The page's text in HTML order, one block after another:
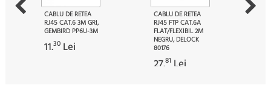
CABLU DE RETEA
RJ45 CAT.6 3M GRI,
GEMBIRD PP6U-3M
11.30 Lei
CABLU DE RETEA
RJ45 FTP CAT.6A
FLAT/FLEXIBIL 2M
NEGRU, DELOCK
80176
27.81 Lei